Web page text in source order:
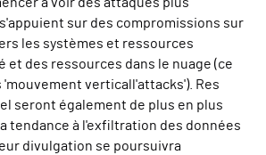
sur des compromissions sur
les systèmes et ressources
et des ressources dans le nuage (ce
'mouvement vertical l'attacks'). Res
seront également de plus en plus
tendance à l'exfiltration des données
divulgation se poursuivra